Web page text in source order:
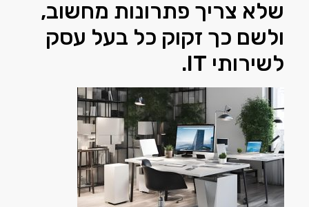
שלא צריך פתרונות מחשוב,
ולשם כך זקוק כל בעל עסק
לשירותי IT.